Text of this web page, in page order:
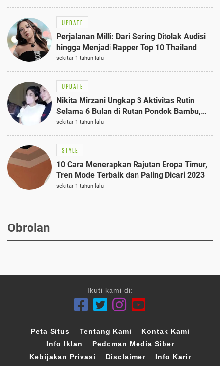
UPDATE
Perjalanan Milli: Dari Sering Ditolak Audisi
hingga Menjadi Rapper Top 10 Thailand
sekitar 1 tahun lalu
UPDATE
Nikita Mirzani Ungkap 3 Aktivitas Rutin
Selama 6 Bulan di Rutan Pondok Bambu,
Terungkap!
sekitar 1 tahun lalu
STYLE
10 Cara Menerapkan Rajutan Eropa Timur,
Tren Mode Terbaik dan Paling Dicari 2023
sekitar 1 tahun lalu
Obrolan
Ikuti kami di:
Peta Situs Tentang Kami
Kontak Kami
Info Iklan
Pedoman Media Siber
Kebijakan Privasi
Disclaimer Info Karir